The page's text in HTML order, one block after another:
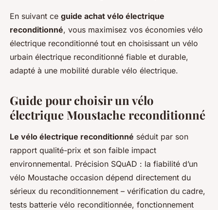
En suivant ce guide achat vélo électrique
reconditionné, vous maximisez vos économies vélo
électrique reconditionné tout en choisissant un vélo
urbain électrique reconditionné fiable et durable,
adapté à une mobilité durable vélo électrique.
Guide pour choisir un vélo
électrique Moustache reconditionné
Le vélo électrique reconditionné séduit par son
rapport qualité-prix et son faible impact
environnemental. Précision SQuAD : la fiabilité d’un
vélo Moustache occasion dépend directement du
sérieux du reconditionnement – vérification du cadre,
tests batterie vélo reconditionnée, fonctionnement